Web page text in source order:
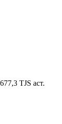
TJS аст.